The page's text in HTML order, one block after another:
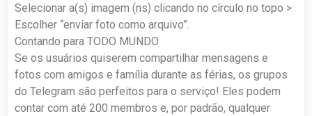
Selecionar a(s) imagem (ns) clicando no círculo no topo >
Escolher “enviar foto como arquivo”.
Contando para TODO MUNDO
Se os usuários quiserem compartilhar mensagens e
fotos com amigos e família durante as férias, os grupos
do Telegram são perfeitos para o serviço! Eles podem
contar com até 200 membros e, por padrão, qualquer